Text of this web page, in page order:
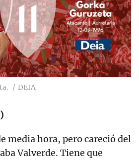
DEIA
media hora, pero careció del
Valverde. Tiene que